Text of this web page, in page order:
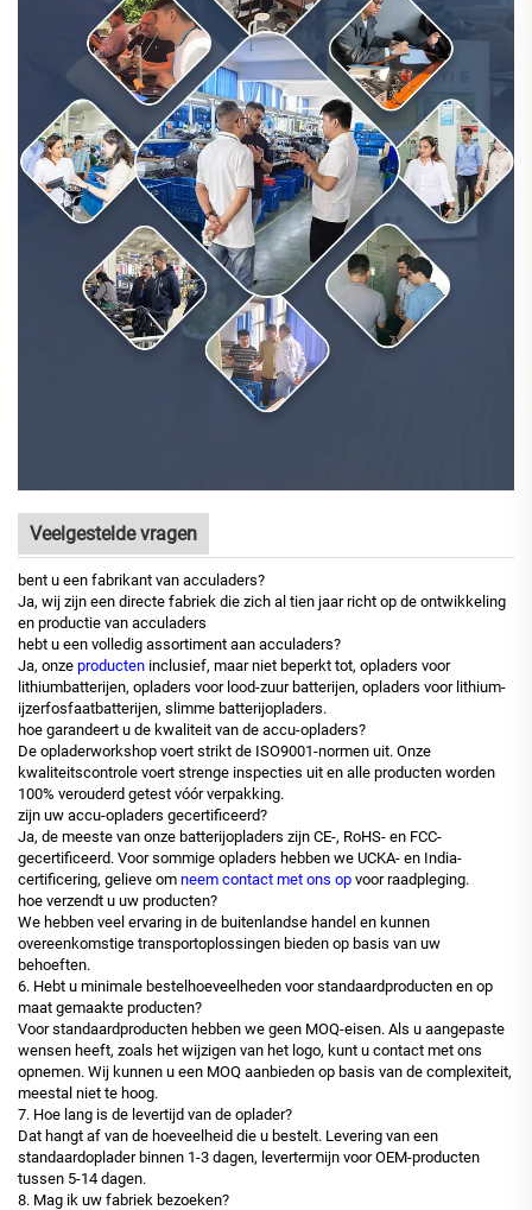
Veelgestelde vragen
bent u een fabrikant van acculaders?
Ja, wij zijn een directe fabriek die zich al tien jaar richt op de ontwikkeling
en productie van acculaders
hebt u een volledig assortiment aan acculaders?
Ja, onze producten inclusief, maar niet beperkt tot, opladers voor
lithiumbatterijen, opladers voor lood-zuur batterijen, opladers voor lithium-
ijzerfosfaatbatterijen, slimme batterijopladers.
hoe garandeert u de kwaliteit van de accu-opladers?
De opladerworkshop voert strikt de ISO9001-normen uit. Onze
kwaliteitscontrole voert strenge inspecties uit en alle producten worden
100% verouderd getest vóór verpakking.
zijn uw accu-opladers gecertificeerd?
Ja, de meeste van onze batterijopladers zijn CE-, RoHS- en FCC-
gecertificeerd. Voor sommige opladers hebben we UCKA- en India-
certificering, gelieve om neem contact met ons op voor raadpleging.
hoe verzendt u uw producten?
We hebben veel ervaring in de buitenlandse handel en kunnen
overeenkomstige transportoplossingen bieden op basis van uw
behoeften.
6. Hebt u minimale bestelhoeveelheden voor standaardproducten en op
maat gemaakte producten?
Voor standaardproducten hebben we geen MOQ-eisen. Als u aangepaste
wensen heeft, zoals het wijzigen van het logo, kunt u contact met ons
opnemen. Wij kunnen u een MOQ aanbieden op basis van de complexiteit,
meestal niet te hoog.
7. Hoe lang is de levertijd van de oplader?
Dat hangt af van de hoeveelheid die u bestelt. Levering van een
standaardoplader binnen 1-3 dagen, levertermijn voor OEM-producten
tussen 5-14 dagen.
8. Mag ik uw fabriek bezoeken?